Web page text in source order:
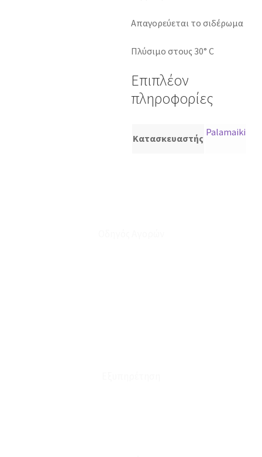
Απαγορεύεται το σιδέρωμα
Πλύσιμο στους 30° C
Επιπλέον
πληροφορίες
Κατασκευαστής
Palamaiki